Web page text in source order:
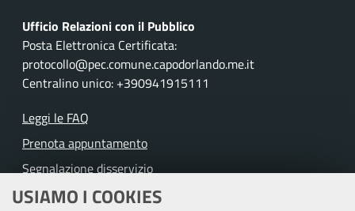
USIAMO I COOKIES
Ufficio Relazioni con il Pubblico
Posta Elettronica Certificata:
protocollo@pec.comune.capodorlando.me.it
Centralino unico: +390941915111
Leggi le FAQ
Prenota appuntamento
Segnalazione disservizio
Richiesta assistenza